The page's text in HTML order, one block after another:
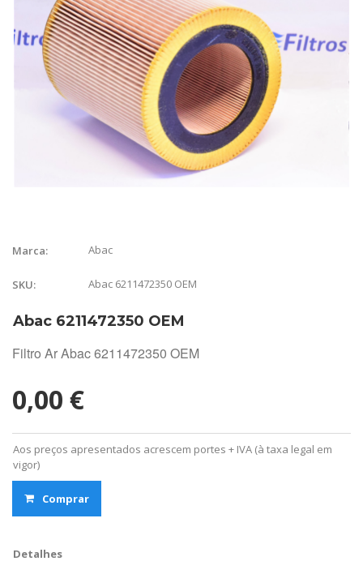
Marca: Abac
SKU: Abac 6211472350 OEM
Abac 6211472350 OEM
Filtro Ar Abac 6211472350 OEM
0,00 €
Aos preços apresentados acrescem portes + IVA (à taxa legal em
vigor)
Comprar
Detalhes